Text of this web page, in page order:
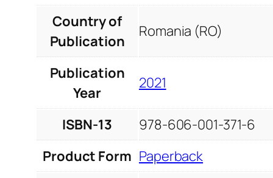
Country of
Publication
Romania (RO)
Publication
Year
2021
ISBN-13
978-606-001-371-6
Product Form Paperback